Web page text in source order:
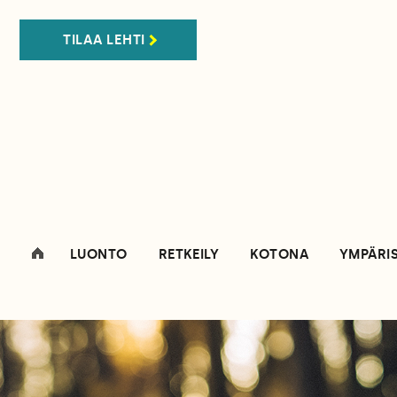
TILAA LEHTI
LUONTO RETKEILY KOTONA